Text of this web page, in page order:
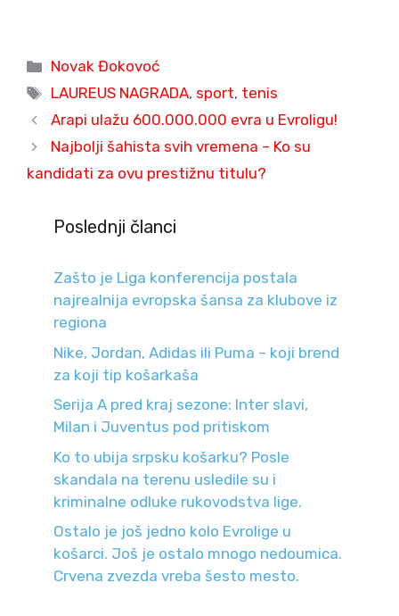
Categories
Novak Đokovoć
Tags
LAUREUS NAGRADA, sport, tenis
Arapi ulažu 600.000.000 evra u Evroligu!
Najbolji šahista svih vremena – Ko su
kandidati za ovu prestižnu titulu?
Poslednji članci
Zašto je Liga konferencija postala
najrealnija evropska šansa za klubove iz
regiona
Nike, Jordan, Adidas ili Puma – koji brend
za koji tip košarkaša
Serija A pred kraj sezone: Inter slavi,
Milan i Juventus pod pritiskom
Ko to ubija srpsku košarku? Posle
skandala na terenu usledile su i
kriminalne odluke rukovodstva lige.
Ostalo je još jedno kolo Evrolige u
košarci. Još je ostalo mnogo nedoumica.
Crvena zvezda vreba šesto mesto.